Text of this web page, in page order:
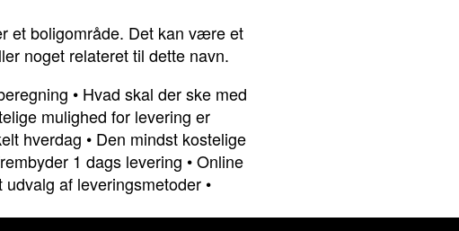
et boligområde. Det kan være et
noget relateret til dette navn.
• Hvad skal der ske med
mulighed for levering er
hverdag • Den mindst kostelige
1 dags levering •Online
af leveringsmetoder •